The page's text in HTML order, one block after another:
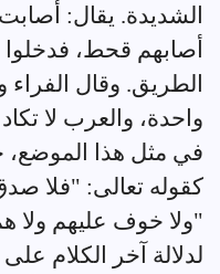
الشديدة. يقال:
أصابهم قحط،
الطريق. وقال
واحدة، والعرب لا
في مثل هذا الموضع،
"ولا خوف عليهم ولا
لدلالة آخر الكلام